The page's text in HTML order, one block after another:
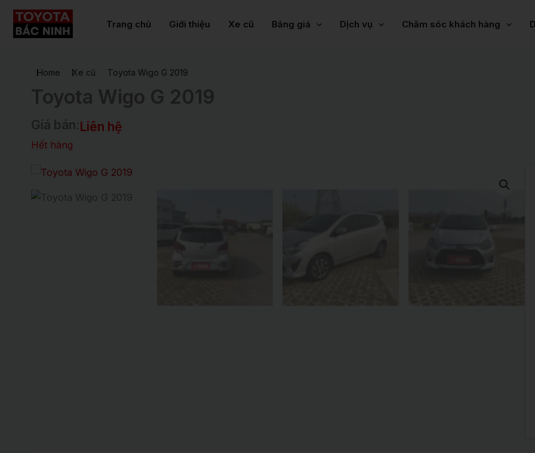
Nhảy
Trang chủ Giới thiệu Xe cũ Bảng giá Dịch vụ Chăm sóc khách hàng
Home Xe cũ Toyota Wigo G 2019
Toyota Wigo G 2019
Giá bán:Liên hệ
Hết hàng